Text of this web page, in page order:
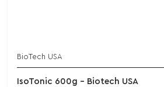
BioTech USA
IsoTonic 600g - Biotech USA